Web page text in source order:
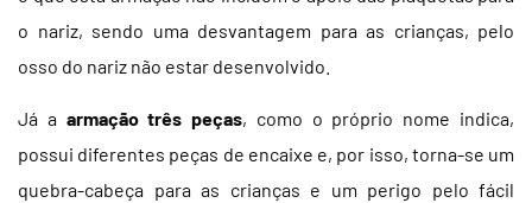
o nariz, sendo uma desvantagem para as crianças, pelo
osso do nariz não estar desenvolvido.
Já a armação três peças, como o próprio nome indica,
possui diferentes peças de encaixe e, por isso, torna-se um
quebra-cabeça para as crianças e um perigo pelo fácil